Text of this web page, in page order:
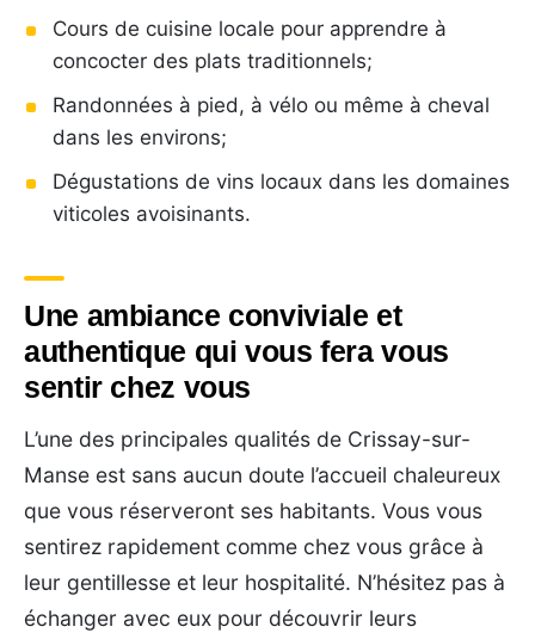
Cours de cuisine locale pour apprendre à
concocter des plats traditionnels;
Randonnées à pied, à vélo ou même à cheval
dans les environs;
Dégustations de vins locaux dans les domaines
viticoles avoisinants.
Une ambiance conviviale et
authentique qui vous fera vous
sentir chez vous
L’une des principales qualités de Crissay-sur-
Manse est sans aucun doute l’accueil chaleureux
que vous réserveront ses habitants. Vous vous
sentirez rapidement comme chez vous grâce à
leur gentillesse et leur hospitalité. N’hésitez pas à
échanger avec eux pour découvrir leurs